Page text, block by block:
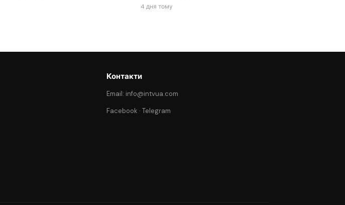
4 дня тому
Контакти
Email: info@intvua.com
Facebook ·Telegram